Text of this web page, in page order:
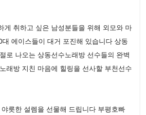
게 취하고 싶은 남성분들을 위해 외모와 마
에이스들이 대거 포진해 있습니다 상동
로 나오는 상동선수노래방 선수들의 완벽
래방 지친 마음에 힐링을 선사할 부천선수
릇한 설렘을 선물해 드립니다 부평호빠